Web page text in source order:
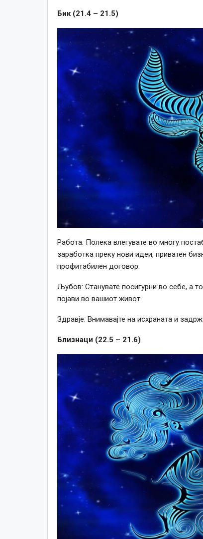
Бик (21.4 – 21.5)
Работа: Полека влегувате во многу
заработка преку нови идеи, приватен
профитабилен договор.
Љубов: Станувате посигурни во себе, а
појави во вашиот живот.
Здравје: Внимавајте на исхраната и
Близнаци (22.5 – 21.6)